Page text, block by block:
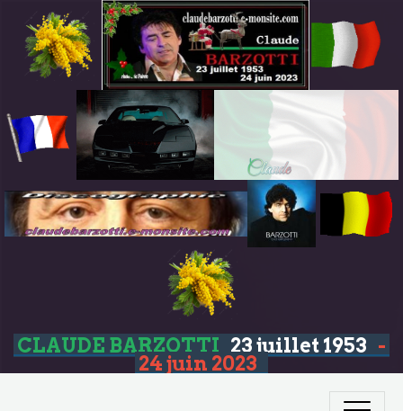
CLAUDE BARZOTTI 23 juillet 1953 -
24 juin 2023